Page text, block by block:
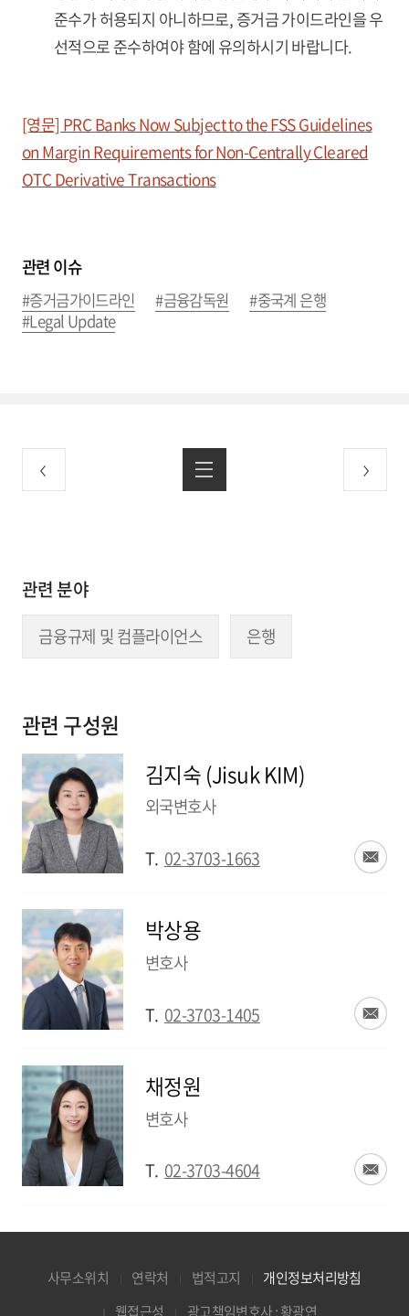
준수가 허용되지 아니하므로, 증거금 가이드라인을 우
선적으로 준수하여야 함에 유의하시기 바랍니다.
[영문] PRC Banks Now Subject to the FSS Guidelines
on Margin Requirements for Non-Centrally Cleared
OTC Derivative Transactions
관련 이슈
#증거금가이드라인 #금융감독원
#중국계 은행
#Legal Update
관련 분야
금융규제 및 컴플라이언스 은행
관련 구성원
김지숙 (Jisuk KIM)
외국변호사
T. 02-3703-1663
박상용
변호사
T. 02-3703-1405
채정원
변호사
T. 02-3703-4604
사무소위치 연락처 법적고지
개인정보처리방침
웹접근성
광고책임변호사 : 황광연